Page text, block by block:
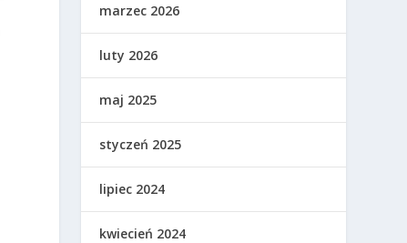
marzec 2026
luty 2026
maj 2025
styczeń 2025
lipiec 2024
kwiecień 2024